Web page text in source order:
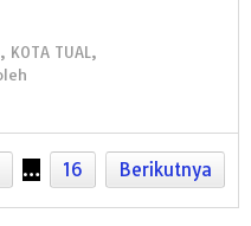
, KOTA TUAL ,
… 16 Berikutnya